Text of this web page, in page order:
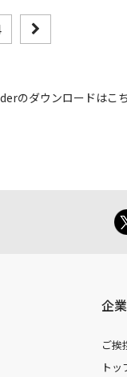
のダウンロードはこち
企
ご挨
ト